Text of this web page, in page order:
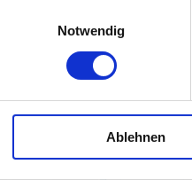
Notwendig
Ablehnen